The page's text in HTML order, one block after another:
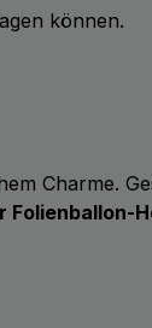
können.
Charme.
Folienballon-